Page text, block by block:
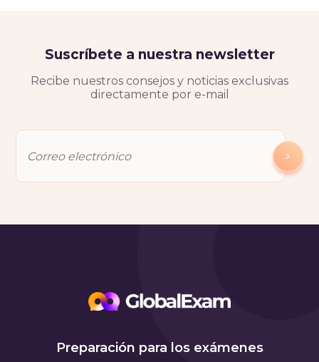
Suscríbete a nuestra newsletter
Recibe nuestros consejos y noticias exclusivas
directamente por e-mail
Preparación para los exámenes